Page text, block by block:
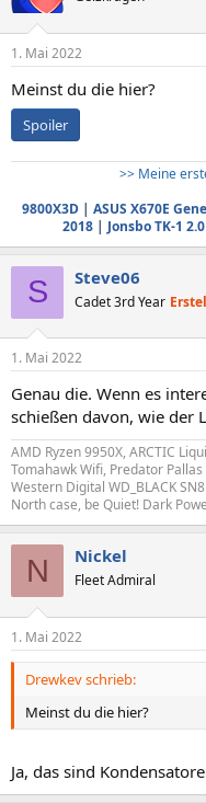
1. Mai 2022
Meinst du die hier?
Spoiler
>> Meine
9800X3D| ASUS X670E Gene
2018| Jonsbo TK-1 2.0
S Steve06
Cadet 3rd Year
1. Mai 2022
Genau die. Wenn es
schießen davon, wie der
AMD Ryzen 9950X, ARCTIC
Tomahawk Wifi, Predator
Western Digital WD_BLACK
North case, be Quiet! Dark
N Nickel
Fleet Admiral
1. Mai 2022
Drewkev schrieb:
Meinst du die hier?
Ja, das sind